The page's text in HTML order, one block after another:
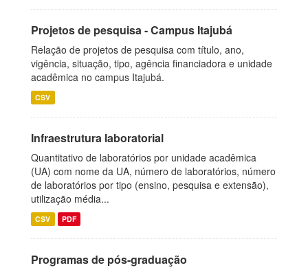
Projetos de pesquisa - Campus Itajubá
Relação de projetos de pesquisa com título, ano,
vigência, situação, tipo, agência financiadora e unidade
acadêmica no campus Itajubá.
CSV
Infraestrutura laboratorial
Quantitativo de laboratórios por unidade acadêmica
(UA) com nome da UA, número de laboratórios, número
de laboratórios por tipo (ensino, pesquisa e extensão),
utilização média...
CSV PDF
Programas de pós-graduação